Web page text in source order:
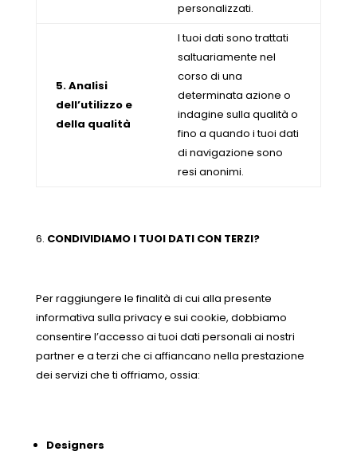
personalizzati.
5. Analisi
dell’utilizzo e
della qualità
I tuoi dati sono trattati
saltuariamente nel
corso di una
determinata azione o
indagine sulla qualità o
fino a quando i tuoi dati
di navigazione sono
resi anonimi.
CONDIVIDIAMO I TUOI DATI CON TERZI?
Per raggiungere le finalità di cui alla presente
informativa sulla privacy e sui cookie, dobbiamo
consentire l’accesso ai tuoi dati personali ai nostri
partner e a terzi che ci affiancano nella prestazione
dei servizi che ti offriamo, ossia:
Designers